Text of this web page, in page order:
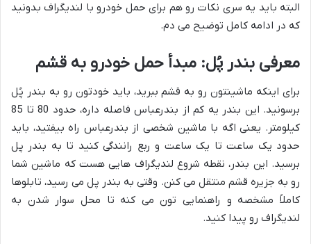
البته باید یه سری نکات رو هم برای حمل خودرو با لندیگراف بدونید
که در ادامه کامل توضیح می دم.
معرفی بندر پُل: مبدأ حمل خودرو به قشم
برای اینکه ماشینتون رو به قشم ببرید، باید خودتون رو به بندر پُل
برسونید. این بندر یه کم از بندرعباس فاصله داره، حدود 80 تا 85
کیلومتر. یعنی اگه با ماشین شخصی از بندرعباس راه بیفتید، باید
حدود یک ساعت تا یک ساعت و ربع رانندگی کنید تا به بندر پل
برسید. این بندر، نقطه شروع لندیگراف هایی هست که ماشین شما
رو به جزیره قشم منتقل می کنن. وقتی به بندر پل می رسید، تابلوها
کاملاً مشخصه و راهنمایی تون می کنه تا محل سوار شدن به
لندیگراف رو پیدا کنید.